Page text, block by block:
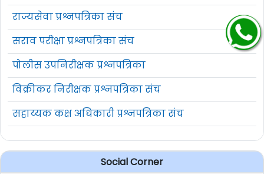
राज्यसेवा प्रश्नपत्रिका संच
सराव परीक्षा प्रश्नपत्रिका संच
पोलीस उपनिरीक्षक प्रश्नपत्रिका
विक्रीकर निरीक्षक प्रश्नपत्रिका संच
सहाय्यक कक्ष अधिकारी प्रश्नपत्रिका संच
Social Corner